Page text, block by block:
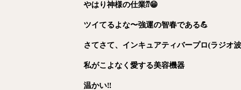
やはり神様の仕業⁇😁
ツイてるよな〜強運の智春である💪
さてさて、 インキュアティバープロ(ラジオ
私がこよなく愛する美容機器
温かい‼️